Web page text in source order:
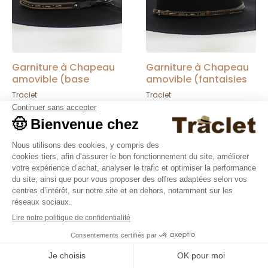
Garniture à Chapeau
amovible (base
marron ou noir) -
Traclet
Traclet
10,00 €
Garniture à Chapeau
amovible (fantaisies
marron/étoiles) -
Traclet
Nouveautés